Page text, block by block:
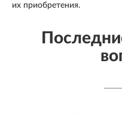
их приобретения.